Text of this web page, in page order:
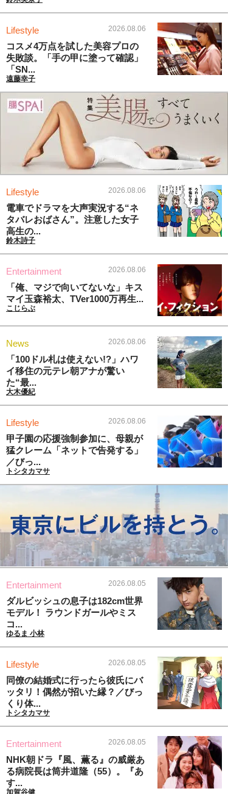
Lifestyle 2026.08.06
コスメ4万点を試した美容プロの
失敗談。「手の甲に塗って確認」
「SN...
遠藤幸子
Lifestyle 2026.08.06
電車でドラマを大声実況する“ネ
タバレおばさん”。注意した女子
高生の...
鈴木詩子
Entertainment 2026.08.06
「俺、マジで向いてないな」キス
マイ玉森裕太、TVer1000万再生...
こじらぶ
News 2026.08.06
「100ドル札は使えない!?」ハワ
イ移住の元テレ朝アナが驚い
た“最...
大木優紀
Lifestyle 2026.08.06
甲子園の応援強制参加に、母親が
猛クレーム「ネットで告発する」
／びっ...
トシタカマサ
Entertainment 2026.08.05
ダルビッシュの息子は182cm世界
モデル！ ラウンドガールやミス
コ...
ゆるま 小林
Lifestyle 2026.08.05
同僚の結婚式に行ったら彼氏にバ
ッタリ！偶然が招いた縁？／びっ
くり体...
トシタカマサ
Entertainment 2026.08.05
NHK朝ドラ『風、薫る』の威厳あ
る病院長は筒井道隆（55）。『あ
す...
加賀谷健